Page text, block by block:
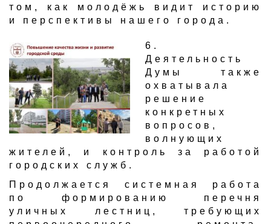
том, как молодёжь видит историю
и перспективы нашего города.
​6.
Деятельность
Думы также
охватывала
решение
конкретных
вопросов,
волнующих
жителей, и контроль за работо​й
городских служб.
Продолжается системная работа
по формированию перечня
уличных лестниц, требующих